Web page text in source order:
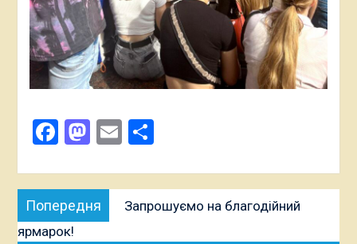
Facebook
Mastodon
EmailПоділитися
Навігація
записів
Попередня
публікація:
Запрошуємо на благодійний
ярмарок!